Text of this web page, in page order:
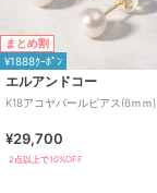
まとめ割
¥1888ｸｰﾎﾟﾝ
エルアンドコー
K18アコヤパールピアス(6ｍｍ)
¥29,700
2点以上で10%OFF